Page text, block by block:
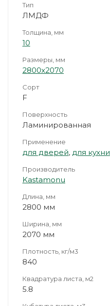
Тип
ЛМДФ
Толщина, мм
10
Размеры, мм
2800х2070
Сорт
F
Поверхность
Ламинированная
Применение
для дверей, для кухни
Производитель
Kastamonu
Длина, мм
2800 мм
Ширина, мм
2070 мм
Плотность, кг/м3
840
Квадратура листа, м2
5.8